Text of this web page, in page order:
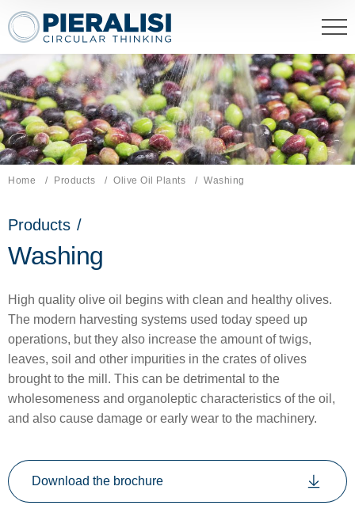
Pieralisi Maip Spa
Home Products Olive Oil Plants Current page:
Washing
Products /
Washing
High quality olive oil begins with clean and healthy olives.
The modern harvesting systems used today speed up
operations, but they also increase the amount of twigs,
leaves, soil and other impurities in the crates of olives
brought to the mill. This can be detrimental to the
wholesomeness and organoleptic characteristics of the oil,
and also cause damage or early wear to the machinery.
Download the brochure